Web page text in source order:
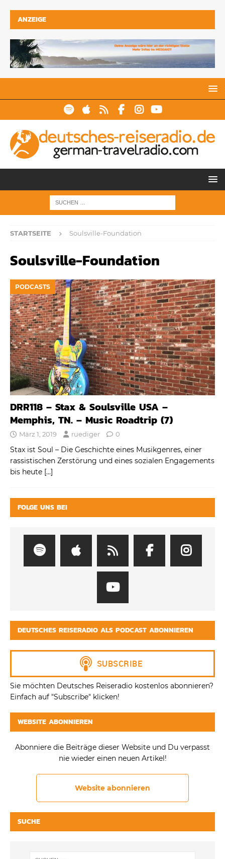
ANZEIGE
STARTSEITE Soulsville-Foundation
Soulsville-Foundation
PODCASTS
DRR118 – Stax & Soulsville USA –
Memphis, TN. – Music Roadtrip (7)
März 1, 2019 ruediger 0
Stax ist Soul – Die Geschichte eines Musikgenres, einer
rassistischen Zerstörung und eines sozialen Engagements
bis heute […]
FOLGE UNS BEI
DEUTSCHES REISERADIO ALS PODCAST ABONNIEREN
Sie möchten Deutsches Reiseradio kostenlos abonnieren?
Einfach auf "Subscribe" klicken!
WEBSITE ABONNIEREN
Abonniere die Beiträge dieser Website und Du verpasst
nie wieder einen neuen Artikel!
Website abonnieren
SUCHE